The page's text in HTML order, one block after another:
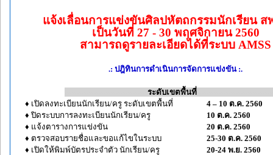
แจ้งเลื่อนการแข่งขันศิลปหัตถกรรมนักเรียน ส
เป็นวันที่ 27 - 30 พฤศจิกายน 2560
สามารถดูรายละเอียดได้ที่ระบบ AMSS
.: ปฎิทินการดำเนินการจัดการแข่งขัน :.
ระดับเขตพื้นที่
♦ เปิดลงทะเบียนนักเรียน/ครู ระดับเขตพื้นที่
4 – 10 ต.ค. 2560
♦ ปิดระบบการลงทะเบียนนักเรียน/ครู
10 ต.ค. 2560
♦ แจ้งตารางการแข่งขัน
♦ ตรวจสอบรายชื่อและขอแก้ไขในระบบ
20 ต.ค. 2560
25-30 ต.ค. 2560
♦ เปิดให้พิมพ์บัตรประจำตัว นักเรียน/ครู
20-24 พ.ย. 2560